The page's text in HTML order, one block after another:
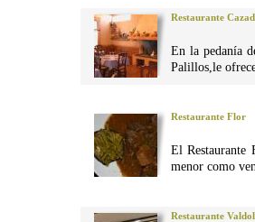
Restaurante
En la pedanía
Palillos,le
Restaurante Flor
El Restaurante
menor como
Restaurante